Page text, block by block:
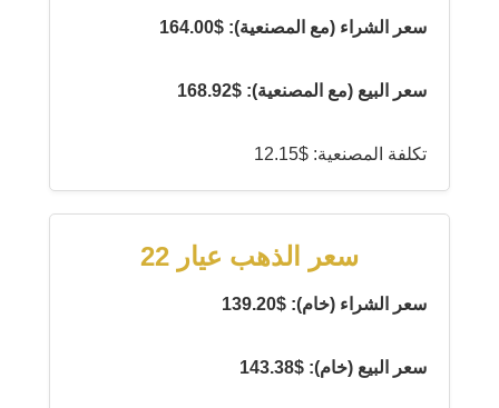
سعر الشراء (مع المصنعية): $164.00
سعر البيع (مع المصنعية): $168.92
تكلفة المصنعية: $12.15
سعر الذهب عيار 22
سعر الشراء (خام): $139.20
سعر البيع (خام): $143.38